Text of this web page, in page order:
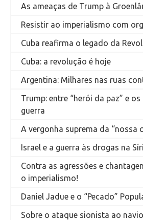
As ameaças de Trump à
Resistir ao imperialismo com
Cuba reafirma o legado da
Cuba: a revolução é hoje
Argentina: Milhares nas ruas
Trump: entre “herói da paz” e
guerra
A vergonha suprema da “nossa
Israel e a guerra às drogas na
Contra as agressões e
o imperialismo!
Daniel Jadue e o “Pecado”
Sobre o ataque sionista ao